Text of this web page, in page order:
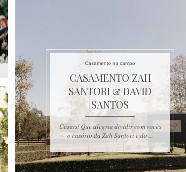
Casamento no campo
CASAMENTO ZAH
SANTORI & DAVID
SANTOS
Casais! Que alegria dividir com vocês
o casório da Zah Santori e do ...